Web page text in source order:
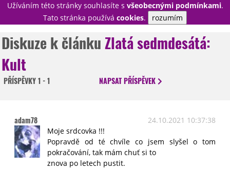
Užíváním této stránky souhlasíte s všeobecnými podmínkami.
Tato stránka používá cookies. rozumím
PŘIHLÁSIT
NOVINKY
TÉMATA
DISKUZE
STATISTIKY
TIRÁŽ
Diskuze k článkuZlatá sedmdesátá:
Kult
PŘÍSPĚVKY1 - 1 NAPSATPŘÍSPĚVEK
adam78
24.10.2021 10:37:38
Moje srdcovka !!!
Popravdě od té chvíle co jsem slyšel o tom
pokračování, tak mám chuť si to
znova po letech pustit.